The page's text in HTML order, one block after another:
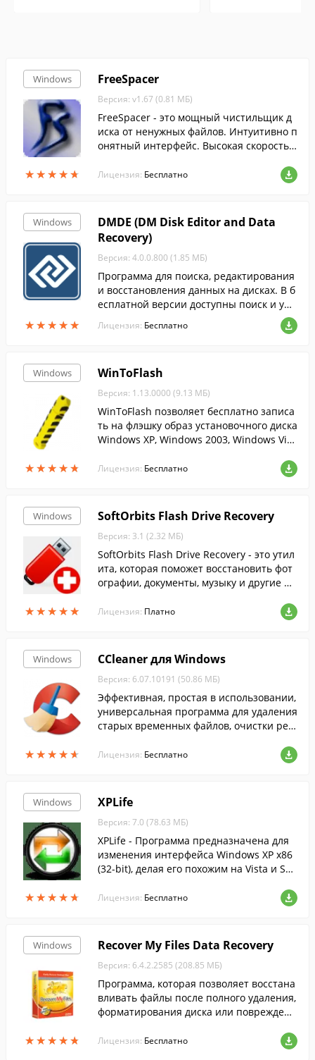
Windows
★★★★★
★★★★★
FreeSpacer
Версия: v1.67 (0.81 МБ)
FreeSpacer - это мощный чистильщик д
иска от ненужных файлов. Интуитивно п
онятный интерфейс. Высокая скорость
Лицензия: Бесплатно
Windows
★★★★★
★★★★★
DMDE (DM Disk Editor and Data
Recovery)
Версия: 4.0.0.800 (1.85 МБ)
Программа для поиска, редактирования
и восстановления данных на дисках. В б
есплатной версии доступны поиск и упр
авление разделами и восстановление ф
айлов из текущей панели.
Лицензия: Бесплатно
Windows
★★★★★
★★★★★
WinToFlash
Версия: 1.13.0000 (9.13 МБ)
WinToFlash позволяет бесплатно записа
ть на флэшку образ установочного диска
Windows XP, Windows 2003, Windows Vist
Лицензия: Бесплатно
Windows
★★★★★
★★★★★
SoftOrbits Flash Drive Recovery
Версия: 3.1 (2.32 МБ)
SoftOrbits Flash Drive Recovery - это утил
ита, которая поможет восстановить фот
ографии, документы, музыку и другие фа
Лицензия: Платно
Windows
★★★★★
★★★★★
CCleaner для Windows
Версия: 6.07.10191 (50.86 МБ)
Эффективная, простая в использовании,
универсальная программа для удаления
старых временных файлов, очистки рее
Лицензия: Бесплатно
Windows
★★★★★
★★★★★
XPLife
Версия: 7.0 (78.63 МБ)
XPLife - Программа предназначена для
изменения интерфейса Windows XP x86
(32-bit), делая его похожим на Vista и Sev
Лицензия: Бесплатно
Windows
★★★★★
★★★★★
Recover My Files Data Recovery
Версия: 6.4.2.2585 (208.85 МБ)
Программа, которая позволяет восстана
вливать файлы после полного удаления,
форматирования диска или повреждени
Лицензия: Бесплатно